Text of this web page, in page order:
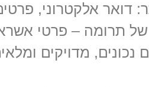
דואר אלקטרוני,
תרומה – פרטי
נכונים, מדויקים